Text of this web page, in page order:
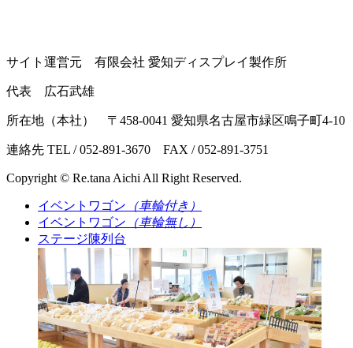
サイト運営元 有限会社 愛知ディスプレイ製作所
代表 広石武雄
所在地（本社） 〒458-0041 愛知県名古屋市緑区鳴子町4-10
連絡先 TEL / 052-891-3670 FAX / 052-891-3751
Copyright © Re.tana Aichi All Right Reserved.
イベントワゴン （車輪付き）
イベントワゴン （車輪無し）
ステージ陳列台